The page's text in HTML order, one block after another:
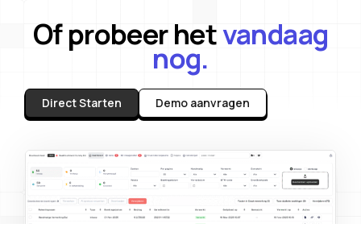
Of probeer hetvandaag
nog.
Direct Starten Demo aanvragen